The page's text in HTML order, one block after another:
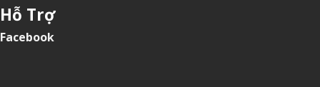
Hỗ Trợ
Facebook